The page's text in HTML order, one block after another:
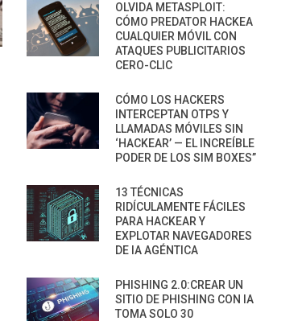
OLVIDA METASPLOIT:
CÓMO PREDATOR HACKEA
CUALQUIER MÓVIL CON
ATAQUES PUBLICITARIOS
CERO-CLIC
CÓMO LOS HACKERS
INTERCEPTAN OTPS Y
LLAMADAS MÓVILES SIN
‘HACKEAR’ — EL INCREÍBLE
PODER DE LOS SIM BOXES”
13 TÉCNICAS
RIDÍCULAMENTE FÁCILES
PARA HACKEAR Y
EXPLOTAR NAVEGADORES
DE IA AGÉNTICA
PHISHING 2.0:CREAR UN
SITIO DE PHISHING CON IA
TOMA SOLO 30